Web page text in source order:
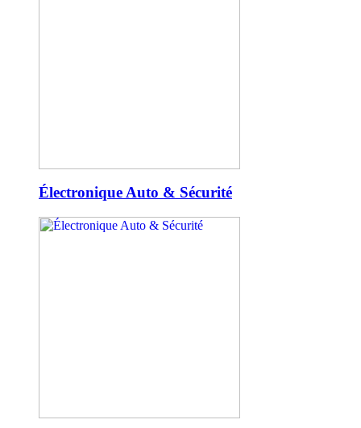
Électronique Auto & Sécurité